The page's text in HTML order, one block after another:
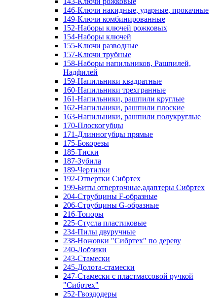
146-Ключи накидные, ударные, прокачные
149-Ключи комбинированные
152-Наборы ключей рожковых
154-Наборы ключей
155-Ключи разводные
157-Ключи трубные
158-Наборы напильников, Рашпилей,
Надфилей
159-Напильники квадратные
160-Напильники трехгранные
161-Напильники, рашпили круглые
162-Напильники, рашпили плоские
163-Напильники, рашпили полукруглые
170-Плоскогубцы
171-Длинногубцы прямые
175-Бокорезы
185-Тиски
187-Зубила
189-Чертилки
192-Отвертки Сибртех
199-Биты отверточные,адаптеры Сибртех
204-Струбцины F-образные
206-Струбцины G-образные
216-Топоры
225-Стусла пластиковые
234-Пилы двуручные
238-Ножовки "Сибртех" по дереву
240-Лобзики
243-Стамески
245-Долота-стамески
247-Стамески с пластмассовой ручкой
"Сибртех"
252-Гвоздодеры